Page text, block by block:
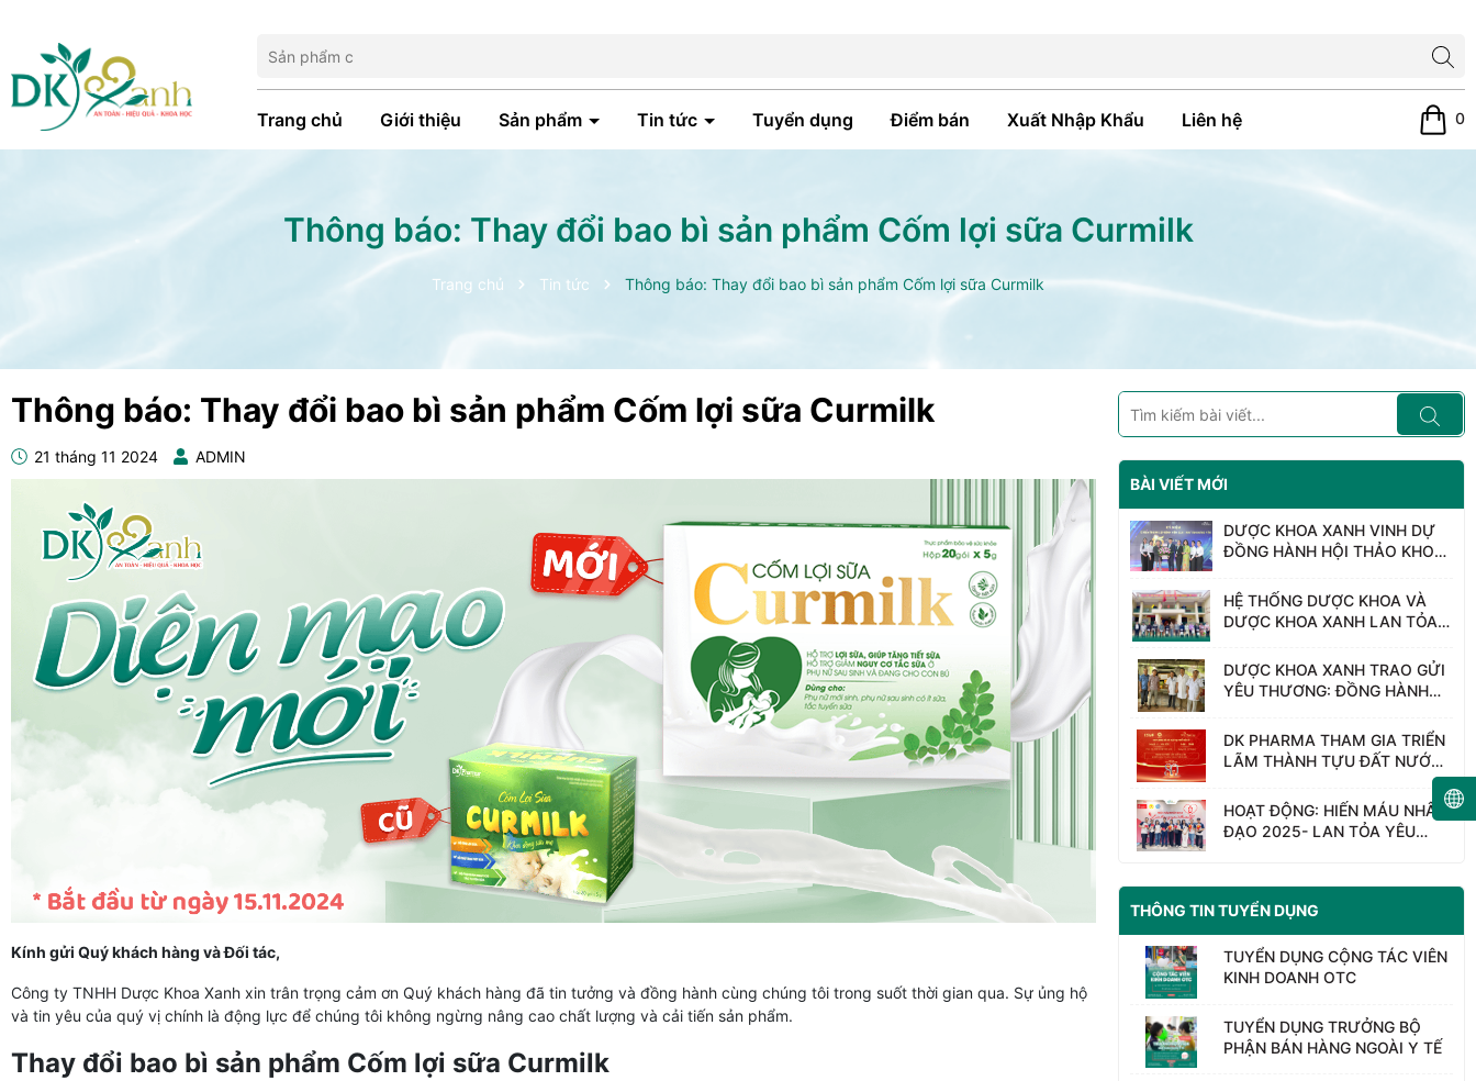
Trang chủ Giới thiệu Sản phẩm Tin tức Tuyển dụng Điểm bán Xuất Nhập Khẩu Liên hệ 0
Thông báo: Thay đổi bao bì sản phẩm Cốm lợi sữa Curmilk
Trang chủ Tin tức Thông báo: Thay đổi bao bì sản phẩm Cốm lợi sữa Curmilk
Thông báo: Thay đổi bao bì sản phẩm Cốm lợi sữa Curmilk
21 tháng 11 2024 ADMIN
Kính gửi Quý khách hàng và Đối tác,
Công ty TNHH Dược Khoa Xanh xin trân trọng cảm ơn Quý khách hàng đã tin tưởng và đồng hành cùng chúng tôi trong suốt thời gian qua. Sự ủng hộ
và tin yêu của quý vị chính là động lực để chúng tôi không ngừng nâng cao chất lượng và cải tiến sản phẩm.
Thay đổi bao bì sản phẩm Cốm lợi sữa Curmilk
BÀI VIẾT MỚI
DƯỢC KHOA XANH VINH DỰ
ĐỒNG HÀNH HỘI THẢO KHOA
TỈNH HƯNG YÊN – 15 NĂM
HÀNH TRÌNH HỌC TẬP VÀ
NGHIÊN CỨU”
HỆ THỐNG DƯỢC KHOA VÀ
DƯỢC KHOA XANH LAN TỎA
KHẮC PHỤC SAU BÃO LŨ,
HƯỚNG VỀ THÁI NGUYÊN
DƯỢC KHOA XANH TRAO GỬI
YÊU THƯƠNG: ĐỒNG HÀNH
NGHỆ AN
DK PHARMA THAM GIA TRIỂN
LÃM THÀNH TỰU ĐẤT NƯỚC-
LẬP- TỰ DO- HẠNH PHÚC
HOẠT ĐỘNG: HIẾN MÁU NHÂN
ĐẠO 2025- LAN TỎA YÊU
THÔNG TIN TUYỂN DỤNG
TUYỂN DỤNG CỘNG TÁC VIÊN
KINH DOANH OTC
TUYỂN DỤNG TRƯỞNG BỘ
PHẬN BÁN HÀNG NGOÀI Y TẾ